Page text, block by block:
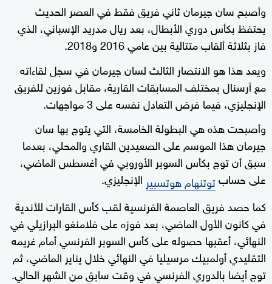
وأصبح سان جيرمان ثاني فريق فقط في العصر الحديث
يحتفظ بكأس دوري الأبطال، بعد ريال مدريد الإسباني، الذي
فاز بثلاثة ألقاب متتالية بين عامي 2016 و2018.
ويعد هذا هو الانتصار الثالث لسان جيرمان في سجل لقاءاته
مع أرسنال بمختلف المسابقات القارية، مقابل فوزين للفريق
الإنجليزي، فيما فرض التعادل نفسه على 3 مواجهات.
وأصبحت هذه هي البطولة الخامسة، التي يتوج بها سان
جيرمان هذا الموسم على الصعيدين القاري والمحلي، بعدما
سبق أن توج بكأس السوبر الأوروبي في أغسطس الماضي،
على حسابتوتنهام هوتسبير الإنجليزي.
كما حصد فريق العاصمة الفرنسية لقب كأس القارات للأندية
في كانون الأول الماضي، بعد فوزه على فلامنغو البرازيلي في
النهائي، أعقبها حصوله على كأس السوبر الفرنسي أمام غريمه
التقليدي أولمبيك مرسيليا في النهائي خلال يناير الماضي، ثم
توج أيضا بالدوري الفرنسي في وقت سابق من الشهر الحالي.